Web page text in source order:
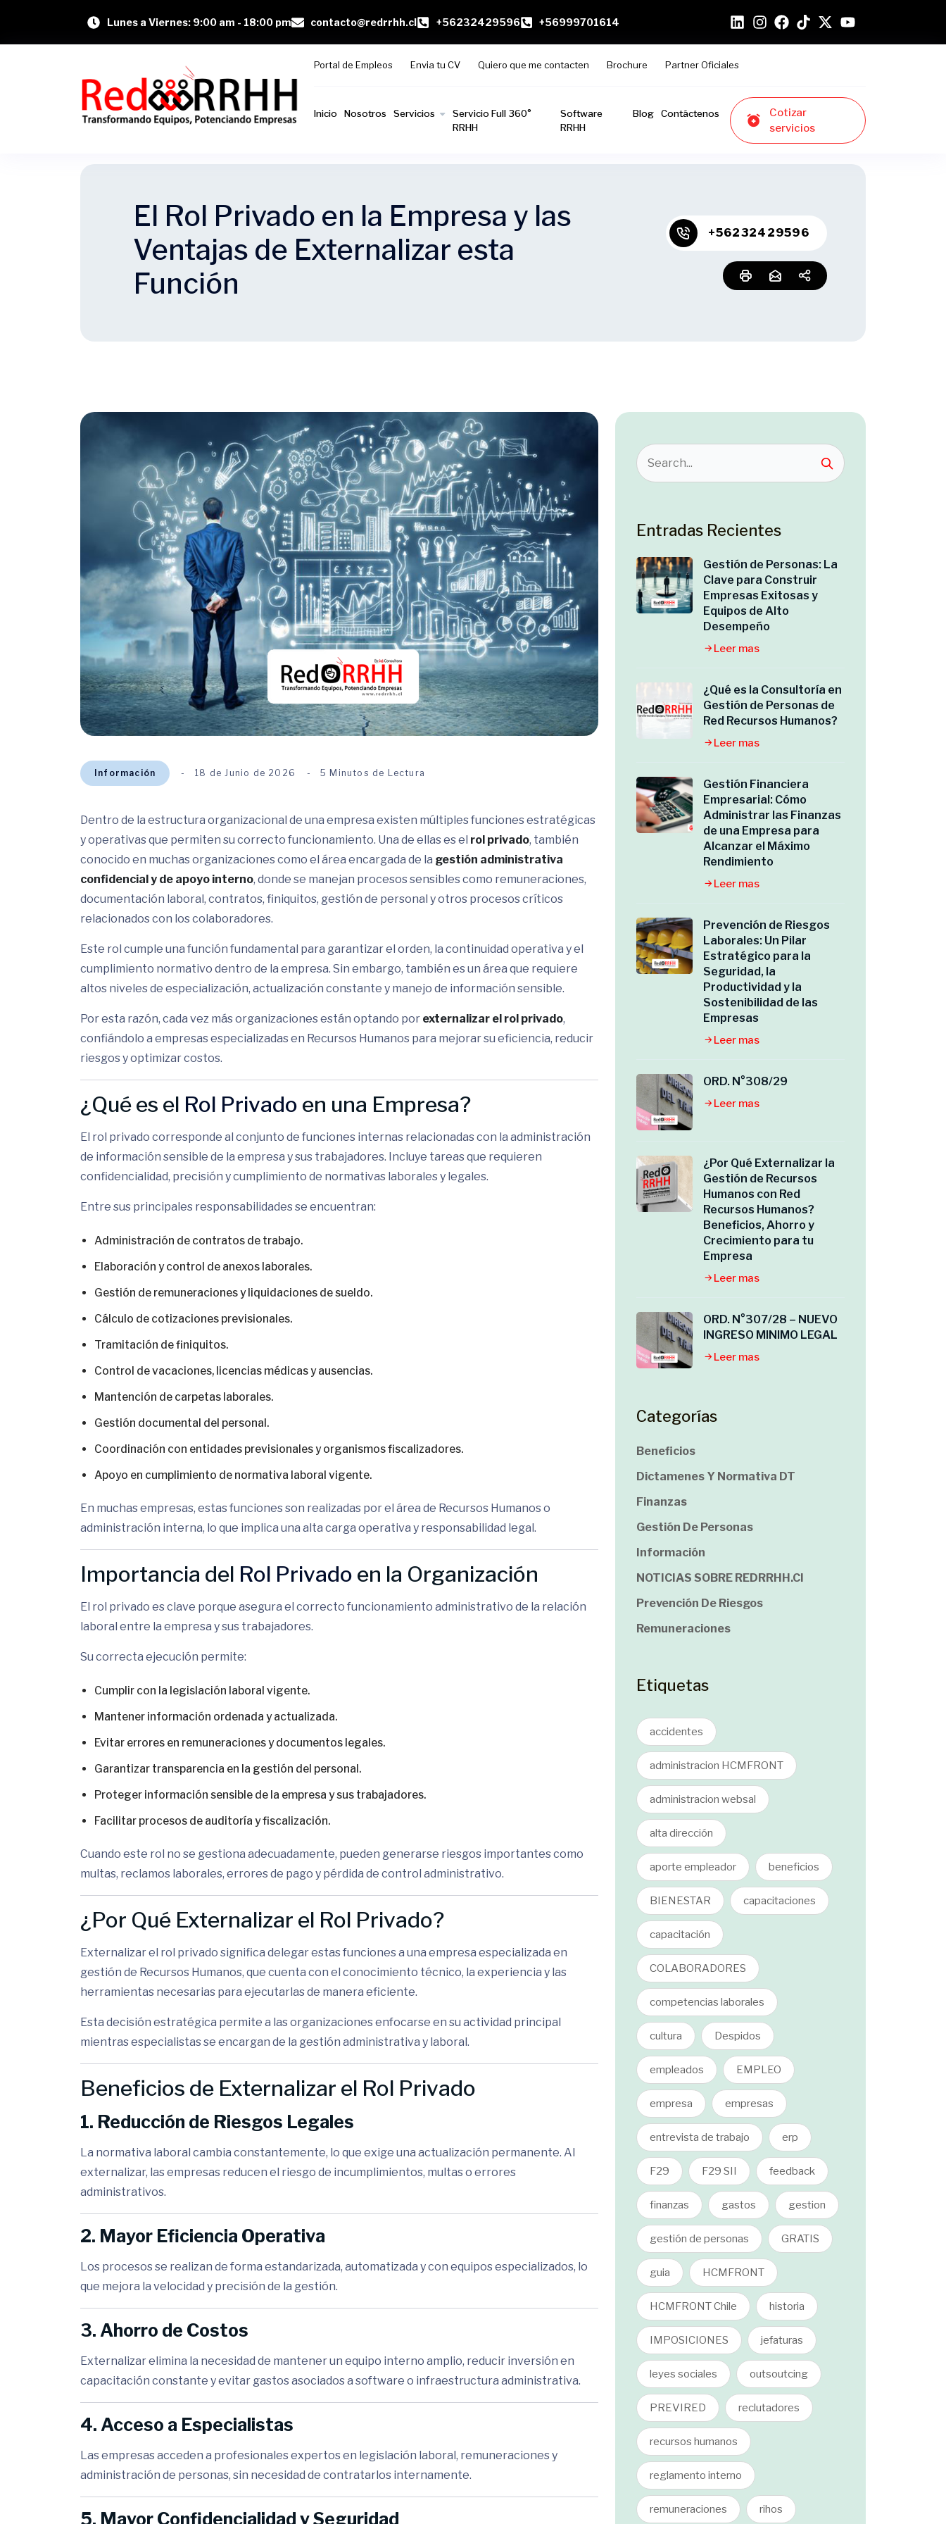
Lunes a Viernes: 9:00 am - 18:00 pm contacto@redrrhh.cl +56232429596 +56999701614
Portal de Empleos Envia tu CV Quiero que me contacten Brochure Partner Oficiales
Inicio Nosotros Servicios
Servicio Full 360°
RRHH
Software
RRHH
Blog Contáctenos
Cotizar
servicios
El Rol Privado en la Empresa y las
Ventajas de Externalizar esta
Función
+56232429596
Información 18 de Junio de 2026 5 Minutos de Lectura
Dentro de la estructura organizacional de una empresa existen múltiples funciones estratégicas
y operativas que permiten su correcto funcionamiento. Una de ellas es el rol privado, también
conocido en muchas organizaciones como el área encargada de la gestión administrativa
confidencial y de apoyo interno, donde se manejan procesos sensibles como remuneraciones,
documentación laboral, contratos, finiquitos, gestión de personal y otros procesos críticos
relacionados con los colaboradores.
Este rol cumple una función fundamental para garantizar el orden, la continuidad operativa y el
cumplimiento normativo dentro de la empresa. Sin embargo, también es un área que requiere
altos niveles de especialización, actualización constante y manejo de información sensible.
Por esta razón, cada vez más organizaciones están optando por externalizar el rol privado,
confiándolo a empresas especializadas en Recursos Humanos para mejorar su eficiencia, reducir
riesgos y optimizar costos.
¿Qué es el Rol Privado en una Empresa?
El rol privado corresponde al conjunto de funciones internas relacionadas con la administración
de información sensible de la empresa y sus trabajadores. Incluye tareas que requieren
confidencialidad, precisión y cumplimiento de normativas laborales y legales.
Entre sus principales responsabilidades se encuentran:
Administración de contratos de trabajo.
Elaboración y control de anexos laborales.
Gestión de remuneraciones y liquidaciones de sueldo.
Cálculo de cotizaciones previsionales.
Tramitación de finiquitos.
Control de vacaciones, licencias médicas y ausencias.
Mantención de carpetas laborales.
Gestión documental del personal.
Coordinación con entidades previsionales y organismos fiscalizadores.
Apoyo en cumplimiento de normativa laboral vigente.
En muchas empresas, estas funciones son realizadas por el área de Recursos Humanos o
administración interna, lo que implica una alta carga operativa y responsabilidad legal.
Importancia del Rol Privado en la Organización
El rol privado es clave porque asegura el correcto funcionamiento administrativo de la relación
laboral entre la empresa y sus trabajadores.
Su correcta ejecución permite:
Cumplir con la legislación laboral vigente.
Mantener información ordenada y actualizada.
Evitar errores en remuneraciones y documentos legales.
Garantizar transparencia en la gestión del personal.
Proteger información sensible de la empresa y sus trabajadores.
Facilitar procesos de auditoría y fiscalización.
Cuando este rol no se gestiona adecuadamente, pueden generarse riesgos importantes como
multas, reclamos laborales, errores de pago y pérdida de control administrativo.
¿Por Qué Externalizar el Rol Privado?
Externalizar el rol privado significa delegar estas funciones a una empresa especializada en
gestión de Recursos Humanos, que cuenta con el conocimiento técnico, la experiencia y las
herramientas necesarias para ejecutarlas de manera eficiente.
Esta decisión estratégica permite a las organizaciones enfocarse en su actividad principal
mientras especialistas se encargan de la gestión administrativa y laboral.
Beneficios de Externalizar el Rol Privado
1. Reducción de Riesgos Legales
La normativa laboral cambia constantemente, lo que exige una actualización permanente. Al
externalizar, las empresas reducen el riesgo de incumplimientos, multas o errores
administrativos.
2. Mayor Eficiencia Operativa
Los procesos se realizan de forma estandarizada, automatizada y con equipos especializados, lo
que mejora la velocidad y precisión de la gestión.
3. Ahorro de Costos
Externalizar elimina la necesidad de mantener un equipo interno amplio, reducir inversión en
capacitación constante y evitar gastos asociados a software o infraestructura administrativa.
4. Acceso a Especialistas
Las empresas acceden a profesionales expertos en legislación laboral, remuneraciones y
administración de personas, sin necesidad de contratarlos internamente.
5. Mayor Confidencialidad y Seguridad
Entradas Recientes
Gestión de Personas: La
Clave para Construir
Empresas Exitosas y
Equipos de Alto
Desempeño
Leer mas
¿Qué es la Consultoría en
Gestión de Personas de
Red Recursos Humanos?
Leer mas
Gestión Financiera
Empresarial: Cómo
Administrar las Finanzas
de una Empresa para
Alcanzar el Máximo
Rendimiento
Leer mas
Prevención de Riesgos
Laborales: Un Pilar
Estratégico para la
Seguridad, la
Productividad y la
Sostenibilidad de las
Empresas
Leer mas
ORD. N°308/29
Leer mas
¿Por Qué Externalizar la
Gestión de Recursos
Humanos con Red
Recursos Humanos?
Beneficios, Ahorro y
Crecimiento para tu
Empresa
Leer mas
ORD. N°307/28 – NUEVO
INGRESO MINIMO LEGAL
Leer mas
Categorías
Beneficios
Dictamenes Y Normativa DT
Finanzas
Gestión De Personas
Información
NOTICIAS SOBRE REDRRHH.cl
Prevención De Riesgos
Remuneraciones
Etiquetas
accidentes
administracion HCMFRONT
administracion websal
alta dirección
aporte empleador beneficios
BIENESTAR capacitaciones
capacitación
COLABORADORES
competencias laborales
cultura Despidos
empleados EMPLEO
empresa empresas
entrevista de trabajo erp
F29 F29 SII feedback
finanzas gastos gestion
gestión de personas GRATIS
guia HCMFRONT
HCMFRONT Chile historia
IMPOSICIONES jefaturas
leyes sociales outsoutcing
PREVIRED reclutadores
recursos humanos
reglamento interno
remuneraciones rihos